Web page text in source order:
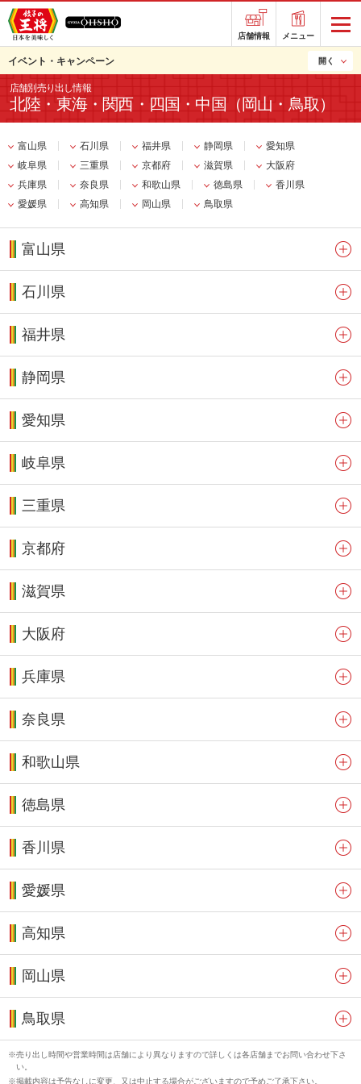
店舗情報 メニュー
イベント・キャンペーン 開く
店舗別売り出し情報
北陸・東海・関西・四国・中国（岡山・鳥取）
富山県 石川県 福井県 静岡県
愛知県
岐阜県
三重県 京都府 滋賀県
大阪府
兵庫県
奈良県 和歌山県 徳島県
香川県
愛媛県
高知県 岡山県 鳥取県
富山県
石川県
福井県
静岡県
愛知県
岐阜県
三重県
京都府
滋賀県
大阪府
兵庫県
奈良県
和歌山県
徳島県
香川県
愛媛県
高知県
岡山県
鳥取県
売り出し時間や営業時間は店舗により異なりますので詳しくは各店舗までお問い合わせ下さ
い。
掲載内容は予告なしに変更、又は中止する場合がございますので予めご了承下さい。